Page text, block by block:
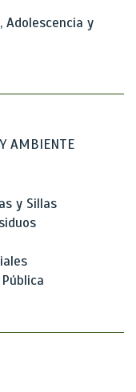
Adolescencia y
AMBIENTE
y Sillas